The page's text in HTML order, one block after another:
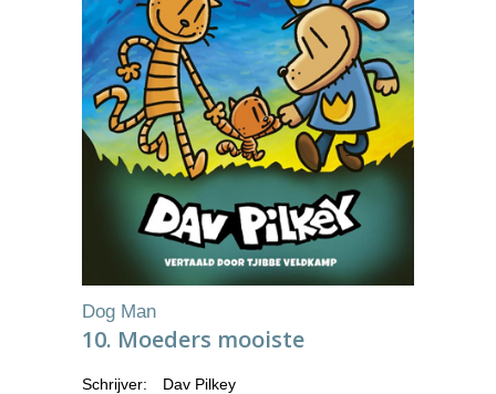
Dog Man
10. Moeders mooiste
Schrijver:
Dav Pilkey